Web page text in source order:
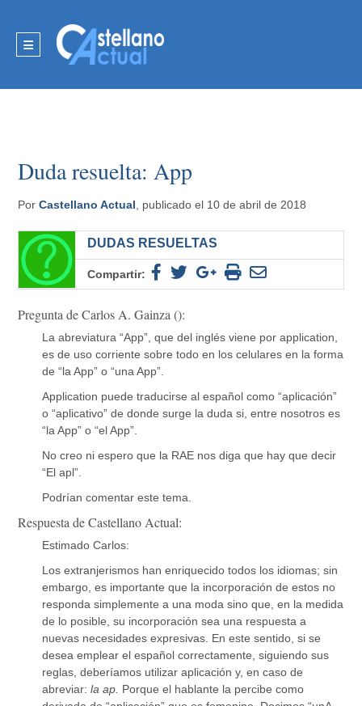
Duda resuelta: App
PorCastellano Actual , publicado el 10 de abril de 2018
DUDAS RESUELTAS
Compartir:
Pregunta de Carlos A. Gainza ():
La abreviatura “App”, que del inglés viene por application,
es de uso corriente sobre todo en los celulares en la forma
de “la App” o “una App”.
Application puede traducirse al español como “aplicación”
o “aplicativo” de donde surge la duda si, entre nosotros es
“la App” o “el App”.
No creo ni espero que la RAE nos diga que hay que decir
“El apl”.
Podrían comentar este tema.
Respuesta de Castellano Actual:
Estimado Carlos:
Los extranjerismos han enriquecido todos los idiomas; sin
embargo, es importante que la incorporación de estos no
responda simplemente a una moda sino que, en la medida
de lo posible, su incorporación sea una respuesta a
nuevas necesidades expresivas. En este sentido, si se
desea emplear el español correctamente, siguiendo sus
reglas, deberíamos utilizar aplicación y, en caso de
abreviar:la ap. Porque el hablante la percibe como